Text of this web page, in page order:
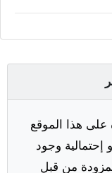
على هذا الموقع
وجود
من قبل